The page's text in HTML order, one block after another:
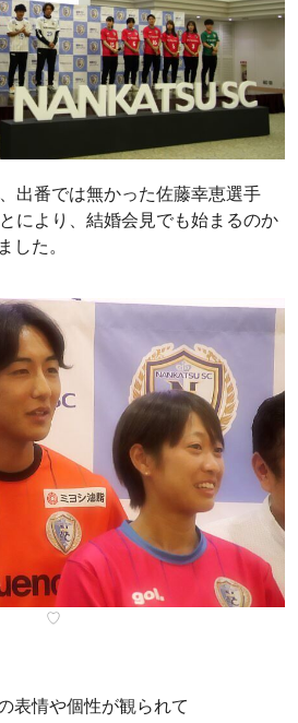
出番では無かった佐藤幸恵選手
により、結婚会見でも始まるのか
した。
♡
表情や個性が観られて